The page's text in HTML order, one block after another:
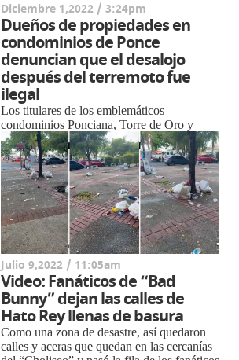
Diciembre 1,2022 / 3:24pm
Dueños de propiedades en
condominios de Ponce
denuncian que el desalojo
después del terremoto fue
ilegal
Los titulares de los emblemáticos
condominios Ponciana, Torre de Oro y
Torres de Aragón ubicados en el centro de
la Ciudad de Ponce, los cuales fueron
afectados por el terremo...
Julio 9,2022 / 11:05am
Video: Fanáticos de “Bad
Bunny” dejan las calles de
Hato Rey llenas de basura
Como una zona de desastre, así quedaron
calles y aceras que quedan en las cercanías